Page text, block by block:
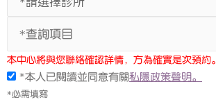
*查詢項目
本中心將與您聯絡確認詳情，方為確實是次預約。
*本人已閱讀並同意有關私隱政策聲明。
*必需填寫